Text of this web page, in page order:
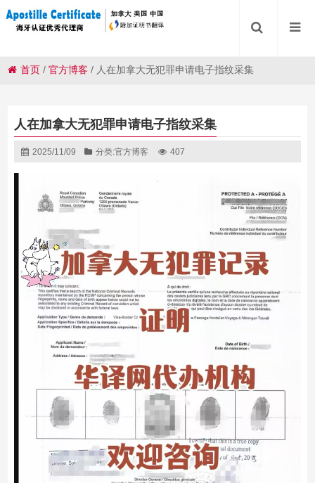
首页 /官方博客 / 人在加拿大无犯罪申请电子指纹采集
人在加拿大无犯罪申请电子指纹采集
2025/11/09 分类:官方博客 407